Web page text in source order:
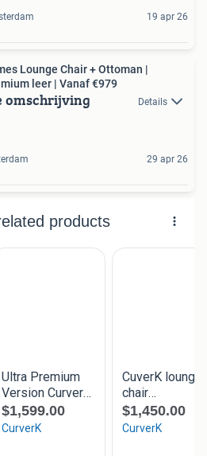
19 apr 26
Lounge Chair + Ottoman |
leer | Vanaf €979
omschrijving Details
29 apr 26